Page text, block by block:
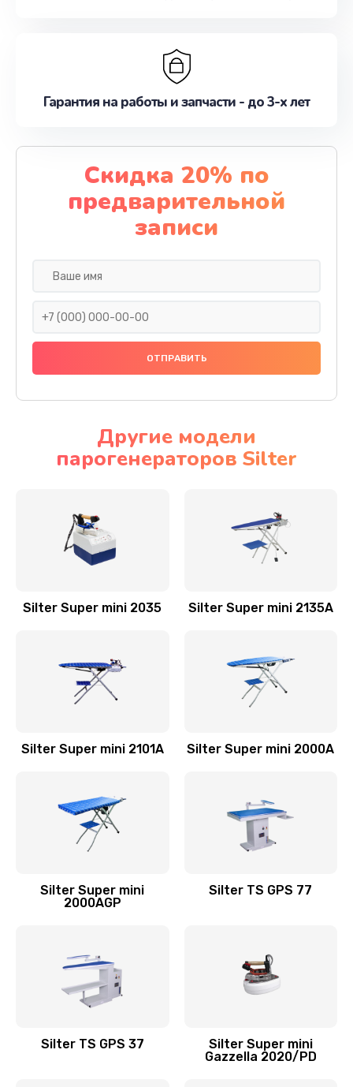
Гарантия на работы и запчасти - до 3-х лет
Скидка 20% по
предварительной
записи
Другие модели
парогенераторов Silter
Silter Super mini 2035 Silter Super mini 2135A
Silter Super mini 2101А Silter Super mini 2000А
Silter Super mini
2000АGP
Silter TS GPS 77
Silter TS GPS 37
Silter Super mini
Gazzella 2020/PD